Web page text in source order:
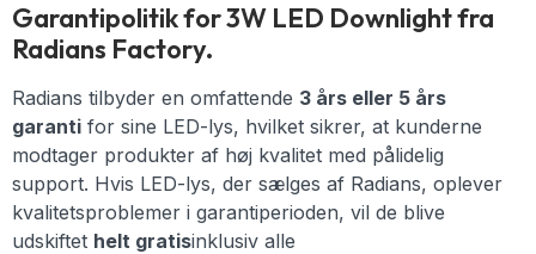
Garantipolitik for 3W LED Downlight fra
Radians Factory.
Radians tilbyder en omfattende 3 års eller 5 års
garanti for sine LED-lys, hvilket sikrer, at kunderne
modtager produkter af høj kvalitet med pålidelig
support. Hvis LED-lys, der sælges af Radians, oplever
kvalitetsproblemer i garantiperioden, vil de blive
udskiftet helt gratisinklusiv alle